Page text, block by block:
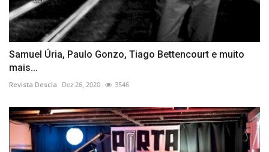
Samuel Úria, Paulo Gonzo, Tiago Bettencourt e muito
mais...
Revista Descla Dez 26, 2020 3546